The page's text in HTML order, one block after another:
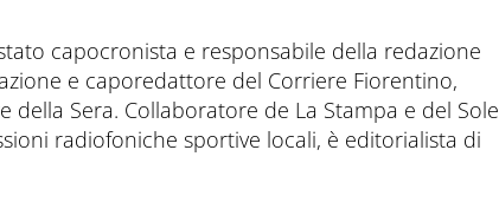
capocronista e responsabile della redazione
e caporedattore del Corriere Fiorentino,
Sera. Collaboratore de La Stampa e del Sole
radiofoniche sportive locali, è editorialista di